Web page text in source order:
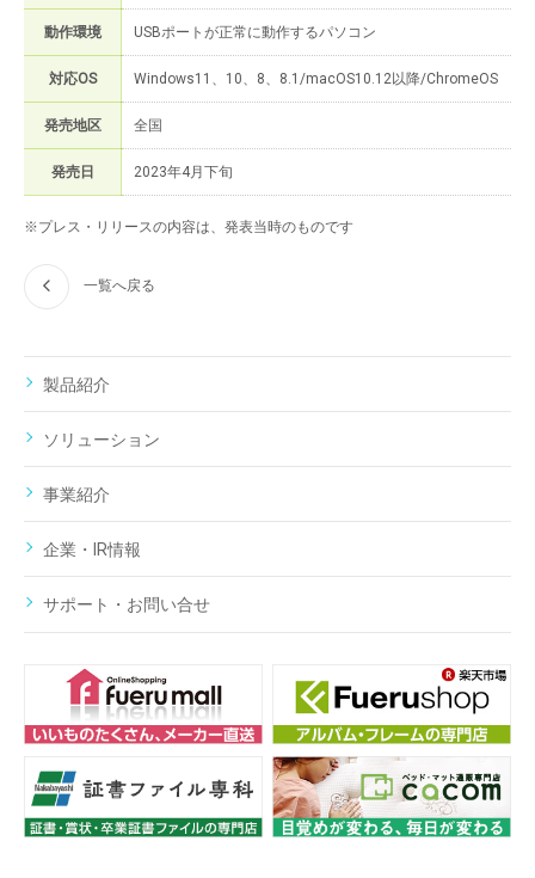
動作環境 USBポートが正常に動作するパソコン
対応OS Windows11、10、8、8.1/macOS10.12以降/ChromeOS
発売地区 全国
発売日 2023年4月下旬
※プレス・リリースの内容は、発表当時のものです
一覧へ戻る
製品紹介
ソリューション
事業紹介
企業・IR情報
サポート・お問い合せ